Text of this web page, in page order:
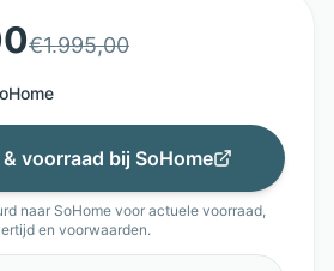
€1.995,00
voorraad bij SoHome
naar SoHome voor actuele voorraad,
en voorwaarden.